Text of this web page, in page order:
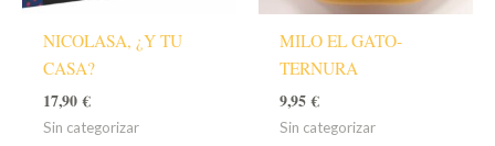
NICOLASA, ¿Y TU
CASA?
17,90€
Sin categorizar
MILO EL GATO-
TERNURA
9,95€
Sin categorizar